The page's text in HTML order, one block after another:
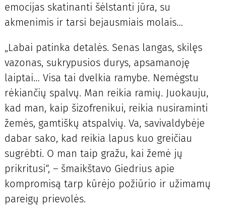
emocijas skatinanti šėlstanti jūra, su
akmenimis ir tarsi bejausmiais molais…
„Labai patinka detalės. Senas langas, skilęs
vazonas, sukrypusios durys, apsamanoję
laiptai… Visa tai dvelkia ramybe. Nemėgstu
rėkiančių spalvų. Man reikia ramių. Juokauju,
kad man, kaip šizofrenikui, reikia nusiraminti
žemės, gamtiškų atspalvių. Va, savivaldybėje
dabar sako, kad reikia lapus kuo greičiau
sugrėbti. O man taip gražu, kai žemė jų
prikritusi“, – šmaikštavo Giedrius apie
kompromisą tarp kūrėjo požiūrio ir užimamų
pareigų prievolės.